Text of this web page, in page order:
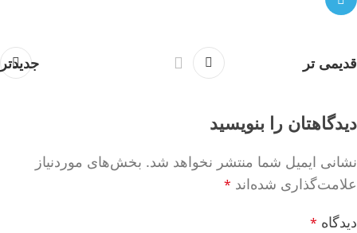
جدیدتر قدیمی تر
دیدگاهتان را بنویسید
نشانی ایمیل شما منتشر نخواهد شد. بخش‌های موردنیاز
علامت‌گذاری شده‌اند *
دیدگاه *